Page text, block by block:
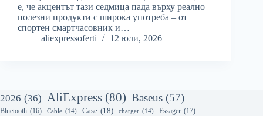
е, че акцентът тази седмица пада върху реално
полезни продукти с широка употреба – от
спортен смартчасовник и…
aliexpressoferti
12 юли, 2026
2026 (36) AliExpress (80) Baseus (57)
Bluetooth (16) Cable (14) Case (18) charger (14) Essager (17)